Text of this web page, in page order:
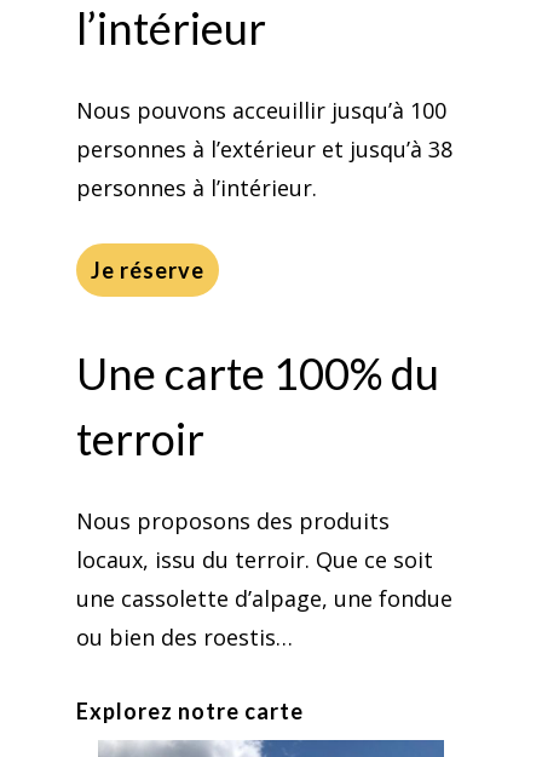
l’intérieur
Nous pouvons acceuillir jusqu’à 100
personnes à l’extérieur et jusqu’à 38
personnes à l’intérieur.
Je réserve
Une carte 100% du
terroir
Nous proposons des produits
locaux, issu du terroir. Que ce soit
une cassolette d’alpage, une fondue
ou bien des roestis…
Explorez notre carte